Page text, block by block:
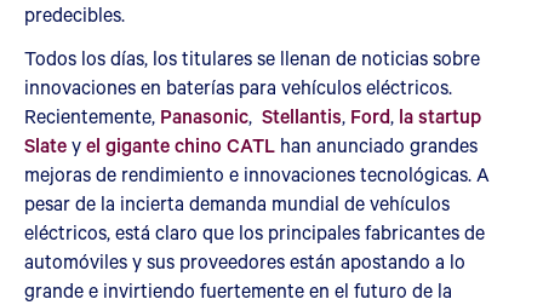
predecibles.
Todos los días, los titulares se llenan de noticias sobre
innovaciones en baterías para vehículos eléctricos.
Recientemente, Panasonic, Stellantis, Ford, la startup
Slateyel gigante chino CATL han anunciado grandes
mejoras de rendimiento e innovaciones tecnológicas. A
pesar de la incierta demanda mundial de vehículos
eléctricos, está claro que los principales fabricantes de
automóviles y sus proveedores están apostando a lo
grande e invirtiendo fuertemente en el futuro de la